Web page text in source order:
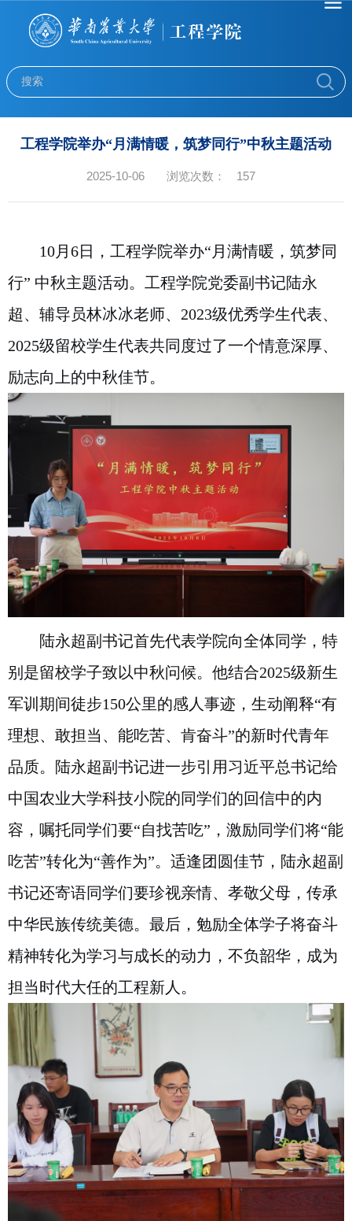
工程学院举办“月满情暖，筑梦同行”中秋主题活动
2025-10-06 浏览次数： 157
10月6日，工程学院举办“月满情暖，筑梦同
行” 中秋主题活动。工程学院党委副书记陆永
超、辅导员林冰冰老师、2023级优秀学生代表、
2025级留校学生代表共同度过了一个情意深厚、
励志向上的中秋佳节。
陆永超副书记首先代表学院向全体同学，特
别是留校学子致以中秋问候。他结合2025级新生
军训期间徒步150公里的感人事迹，生动阐释“有
理想、敢担当、能吃苦、肯奋斗”的新时代青年
品质。陆永超副书记进一步引用习近平总书记给
中国农业大学科技小院的同学们的回信中的内
容，嘱托同学们要“自找苦吃”，激励同学们将“能
吃苦”转化为“善作为”。适逢团圆佳节，陆永超副
书记还寄语同学们要珍视亲情、孝敬父母，传承
中华民族传统美德。最后，勉励全体学子将奋斗
精神转化为学习与成长的动力，不负韶华，成为
担当时代大任的工程新人。